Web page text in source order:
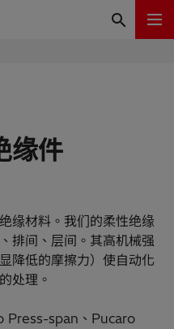
缘件
缘材料。我们的柔性绝缘
排间、层间。其高机械强
降低的摩擦力）使自动化
处理。
Press-span、Pucaro